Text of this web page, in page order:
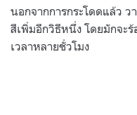
นอกจากการกระโดดแล้ว ว
สีเพิ่มอีกวิธีหนึ่ง โดยมักจะ
เวลาหลายชั่วโมง